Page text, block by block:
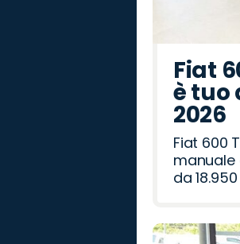
Fiat
è tuo
2026
Fiat 600
manuale
da